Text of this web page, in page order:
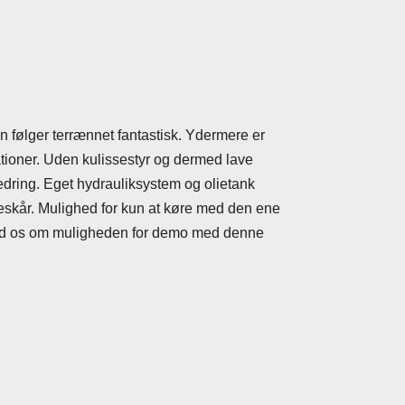
følger terrænnet fantastisk. Ydermere er
Uden kulissestyr og dermed lave
Eget hydrauliksystem og olietank
Mulighed for kun at køre med den ene
os om muligheden for demo med denne